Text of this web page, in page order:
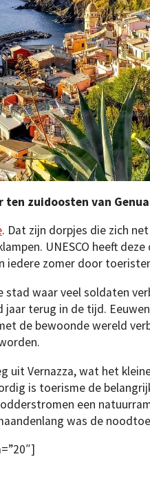
zuidoosten van
. Dat zijn dorpjes die zich
UNESCO heeft
iedere zomer door
stad waar veel soldaten
jaar terug in de tijd.
de bewoonde wereld
uit Vernazza, wat het
is toerisme de
een
was de